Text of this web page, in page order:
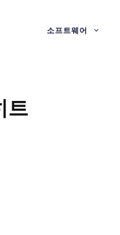
소프트웨어
트